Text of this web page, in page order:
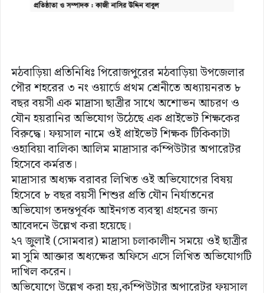
মঠবাড়িয়া প্রতিনিধিঃ পিরোজপুরের মঠবাড়িয়া উপজেলার
পৌর শহরের ৩ নং ওয়ার্ডে প্রথম শ্রেনীতে অধ্যায়নরত ৮
বছর বয়সী এক মাদ্রাসা ছাত্রীর সাথে অশোভন আচরণ ও
যৌন হয়রানির অভিযোগ উঠেছে এক প্রাইভেট শিক্ষকের
বিরুদ্ধে। ফয়সাল নামে ওই প্রাইভেট শিক্ষক টিকিকাটা
ওহাবিয়া বালিকা আলিম মাদ্রাসার কম্পিউটার অপারেটর
হিসেবে কর্মরত।
মাদ্রাসার অধ্যক্ষ বরাবর লিখিত ওই অভিযোগের বিষয়
হিসেবে ৮ বছর বয়সী শিশুর প্রতি যৌন নির্যাতনের
অভিযোগ তদন্তপূর্বক আইনগত ব্যবস্থা গ্রহনের জন্য
আবেদনে উল্লেখ করা হয়েছে।
২৭ জুলাই (সোমবার) মাদ্রাসা চলাকালীন সময়ে ওই ছাত্রীর
মা সুমি আক্তার অধ্যক্ষের অফিসে এসে লিখিত অভিযোগটি
দাখিল করেন।
অভিযোগে উল্লেখ করা হয়,কম্পিউটার অপারেটর ফয়সাল